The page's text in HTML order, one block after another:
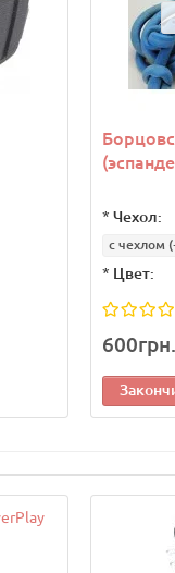
* Чехол:
с чехлом
* Цвет:
600грн.